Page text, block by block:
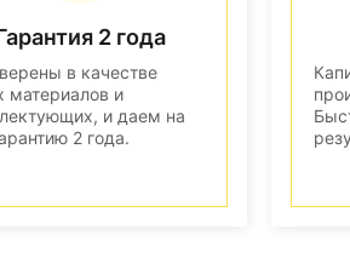
2 года
в качестве
материалов и
и даем на
2 года.